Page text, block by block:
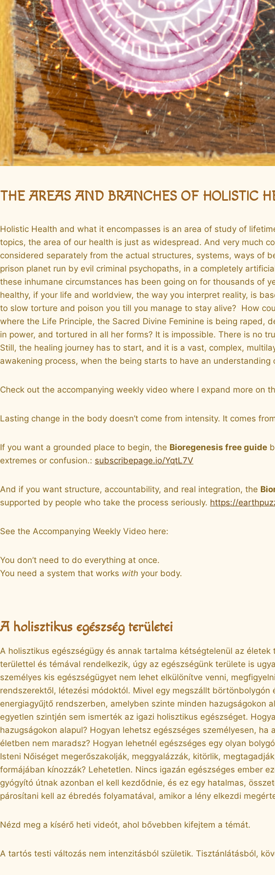
THE AREAS AND BRANCHES OF HOLISTIC
Holistic Health and what it encompasses is an area of study of
topics, the area of our health is just as widespread. And very much
considered separately from the actual structures, systems, ways of
prison planet run by evil criminal psychopaths, in a completely
these inhumane circumstances has been going on for thousands of
healthy, if your life and worldview, the way you interpret reality, is
to slow torture and poison you till you manage to stay alive? How
where the Life Principle, the Sacred Divine Feminine is being
in power, and tortured in all her forms? It is impossible. There is no
Still, the healing journey has to start, and it is a vast, complex,
awakening process, when the being starts to have an
Check out the accompanying weekly video where I expand more on
Lasting change in the body doesn’t come from intensity. It comes
If you want a grounded place to begin, the Bioregenesis free guide
extremes or confusion.: subscribepage.io/YqtL7V
And if you want structure, accountability, and real integration, the
supported by people who take the process seriously. https://
See the Accompanying Weekly Video here:
You don’t need to do everything at once.
You need a system that works with your body.
A holisztikus egészség területei
A holisztikus egészségügy és annak tartalma kétségtelenül az
területtel és témával rendelkezik, úgy az egészségünk területe is
személyes kis egészségügyet nem lehet elkülönítve venni,
rendszerektől, létezési módoktól. Mivel egy megszállt
energiagyűjtő rendszerben, amelyben szinte minden hazugságokon
egyetlen szintjén sem ismerték az igazi holisztikus egészséget.
hazugságokon alapul? Hogyan lehetsz egészséges személyesen,
életben nem maradsz? Hogyan lehetnél egészséges egy olyan
Isteni Nőiséget megerőszakolják, meggyalázzák, kitörlik,
formájában kínozzák? Lehetetlen. Nincs igazán egészséges ember
gyógyító útnak azonban el kell kezdődnie, és ez egy hatalmas,
párosítani kell az ébredés folyamatával, amikor a lény elkezdi
Nézd meg a kísérő heti videót, ahol bővebben kifejtem a témát.
A tartós testi változás nem intenzitásból születik. Tisztánlátásból,